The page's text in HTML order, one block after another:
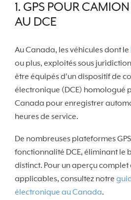
1. GPS POUR
AU DCE
Au Canada, les véhicules dont le
ou plus, exploités sous
être équipés d'un dispositif de
électronique (DCE) homologué
Canada pour enregistrer
heures de service.
De nombreuses plateformes
fonctionnalité DCE, éliminant le
distinct. Pour un aperçu
applicables, consultez notre
électronique au Canada.